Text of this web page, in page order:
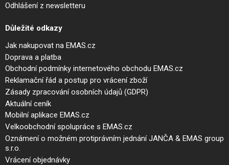
Odhlášení z newsletteru
Důležité odkazy
Jak nakupovat na EMAS.cz
Doprava a platba
Obchodní podmínky internetového obchodu EMAS.cz
Reklamační řád a postup pro vrácení zboží
Zásady zpracování osobních údajů (GDPR)
Aktuální ceník
Mobilní aplikace EMAS.cz
Velkoobchodní spolupráce s EMAS.cz
Oznámení o možném protiprávním jednání JANČA & EMAS group
s.r.o.
Vrácení objednávky